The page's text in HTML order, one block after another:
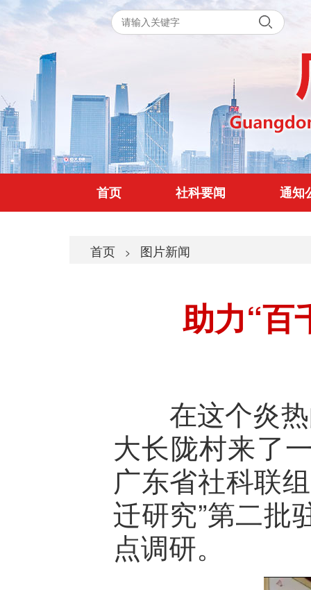
首页 社科要闻 通知
首页 > 图片新闻
助力“百
在这个炎热
大长陇村来了
广东省社科联
迁研究”第二批
点调研。